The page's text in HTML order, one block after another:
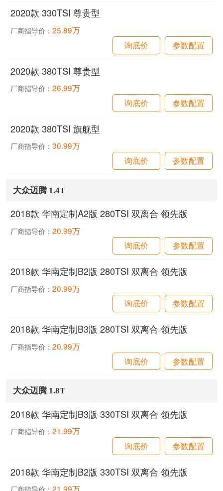
2020款 330TSI 尊贵型
厂商指导价：25.89万
询底价
参数配置
2020款 380TSI 尊贵型
厂商指导价：26.99万
询底价
参数配置
2020款 380TSI 旗舰型
厂商指导价：30.99万
询底价
参数配置
大众迈腾 1.4T
2018款 华南定制A2版 280TSI 双离合 领先版
厂商指导价：20.99万
询底价
参数配置
2018款 华南定制B2版 280TSI 双离合 领先版
厂商指导价：20.99万
询底价
参数配置
2018款 华南定制B3版 280TSI 双离合 领先版
厂商指导价：20.99万
询底价
参数配置
大众迈腾 1.8T
2018款 华南定制B3版 330TSI 双离合 领先版
厂商指导价：21.99万
询底价
参数配置
2018款 华南定制B2版 330TSI 双离合 领先版
21.99万